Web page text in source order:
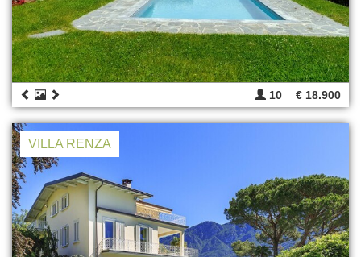
10 € 18.900
VILLA RENZA